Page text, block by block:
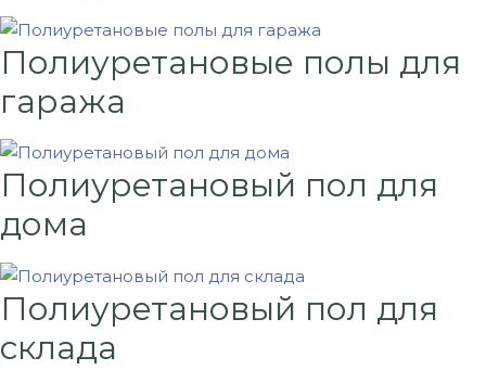
Полиуретановые полы для
гаража
Полиуретановый пол для
дома
Полиуретановый пол для
склада